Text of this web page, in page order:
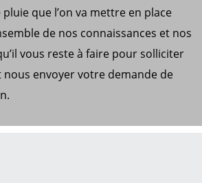
pluie que l’on va mettre en place
de nos connaissances et nos
vous reste à faire pour solliciter
nous envoyer votre demande de